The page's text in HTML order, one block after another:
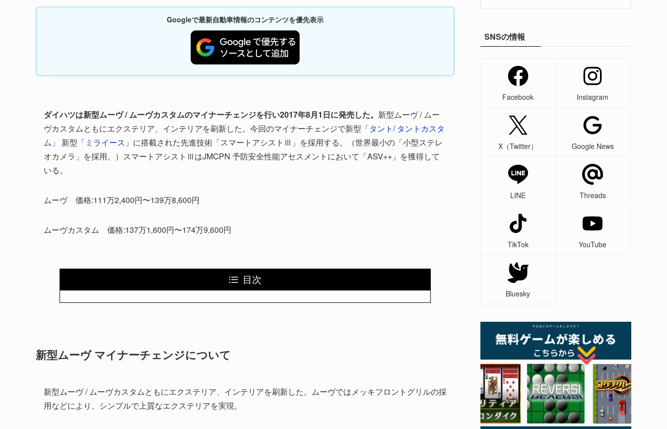
Googleで最新自動車情報のコンテンツを優先表示
ダイハツは新型ムーヴ / ムーヴカスタムのマイナーチェンジを行い2017年8月1日に発売した。 新型ムーヴ / ムー
ヴカスタムともにエクステリア、インテリアを刷新した。今回のマイナーチェンジで新型「タント/ タントカスタ
ム 」 新型「 ミライース 」に搭載された先進技術「スマートアシストⅢ」を採用する。（世界最小の「小型ステレ
オカメラ」を採用。）スマートアシストⅢはJMCPN 予防安全性能アセスメントにおいて「ASV++」を獲得して
いる。
ムーヴ 価格:111万2,400円〜139万8,600円
ムーヴカスタム 価格:137万1,600円〜174万9,600円
目次
新型ムーヴ マイナーチェンジについて
新型ムーヴ / ムーヴカスタムともにエクステリア、インテリアを刷新した。ムーヴではメッキフロントグリルの採
用などにより、シンプルで上質なエクステリアを実現。
SNSの情報
Facebook Instagram
X（Twitter） Google News
LINE Threads
TikTok YouTube
Bluesky